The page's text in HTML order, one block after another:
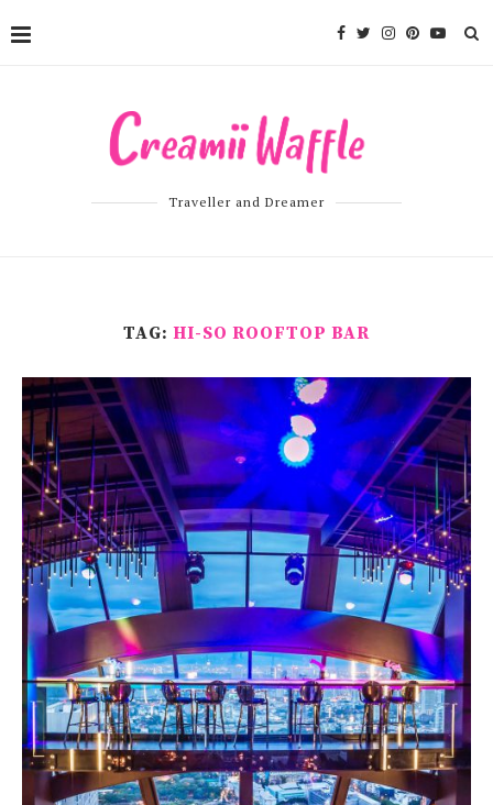
Traveller and Dreamer
TAG: HI-SO ROOFTOP BAR